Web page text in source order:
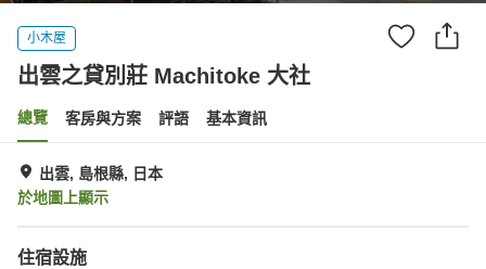
小木屋
出雲之貸別莊 Machitoke 大社
總覽 客房與方案 評語 基本資訊
出雲, 島根縣, 日本
於地圖上顯示
住宿設施